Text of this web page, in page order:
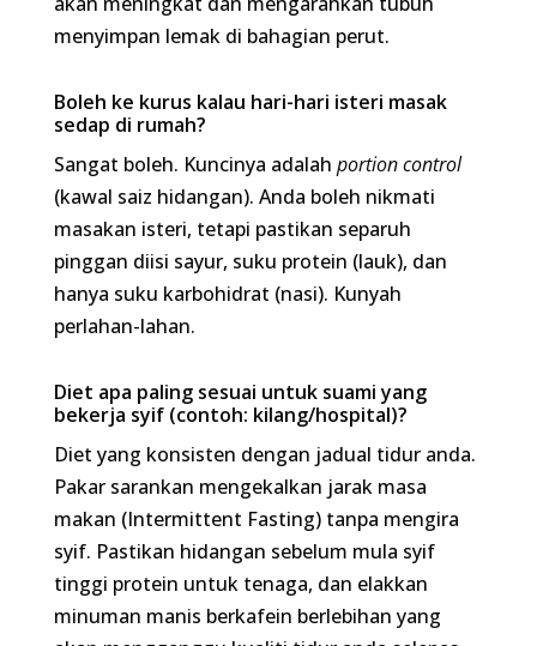
Diet apa paling sesuai untuk suami yang bekerja syif
Diet yang konsisten dengan jadual tidur anda.
Pakar sarankan mengekalkan jarak masa makan
(Intermittent Fasting) tanpa mengira syif.
Pastikan hidangan sebelum mula syif tinggi
protein untuk tenaga, dan elakkan minuman
manis berkafein berlebihan yang akan
mengganggu kualiti tidur anda selepas tamat syif.
digunakan?
yang tidak berdaftar mengandungiSibutramine
terlarang yang membebankan jantung atau julap
kencang yang hanya membuang air dari badan,
bukan lemak. Ia merosakkan buah pinggang dan
hati dalam jangka masa panjang.